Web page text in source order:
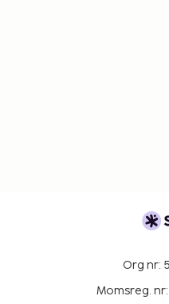
Org nr:
Momsreg. nr: